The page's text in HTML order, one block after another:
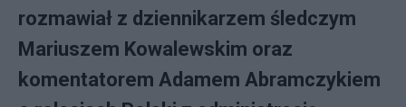
rozmawiał z dziennikarzem śledczym
Mariuszem Kowalewskim oraz
komentatorem Adamem Abramczykiem